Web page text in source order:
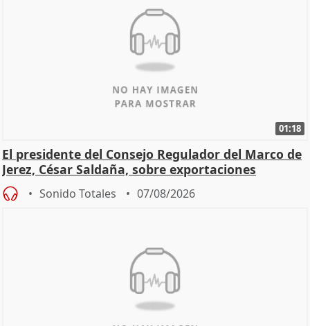
01:18
El presidente del Consejo Regulador del Marco de
Jerez, César Saldaña, sobre exportaciones
Sonido Totales 07/08/2026